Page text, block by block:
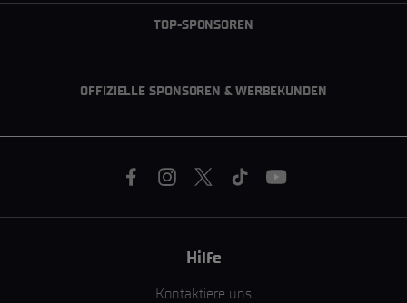
TOP-SPONSOREN
OFFIZIELLE SPONSOREN & WERBEKUNDEN
Hilfe
Kontaktiere uns